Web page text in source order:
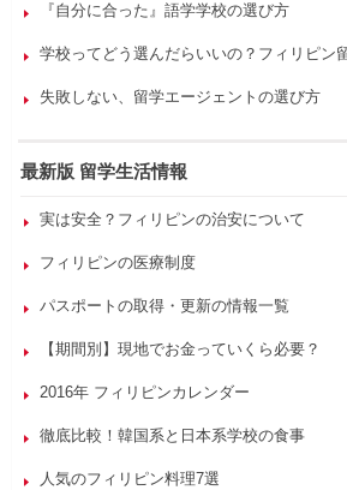
『自分に合った』語学学校の選び方
学校ってどう選んだらいいの？フィリピン
失敗しない、留学エージェントの選び方
最新版 留学生活情報
実は安全？フィリピンの治安について
フィリピンの医療制度
パスポートの取得・更新の情報一覧
【期間別】現地でお金っていくら必要？
2016年 フィリピンカレンダー
徹底比較！韓国系と日本系学校の食事
人気のフィリピン料理7選